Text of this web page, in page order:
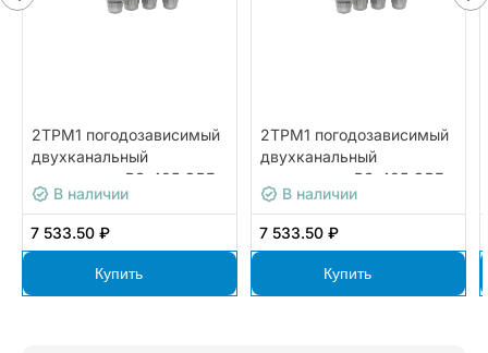
2ТРМ1 погодозависимый
двухканальный
регулятор с RS-485 ОВЕН
2ТРМ1-Щ5.У3.РИ.RS
В наличии
7 533.50 ₽
Купить
2ТРМ1 погодозависимый
двухканальный
регулятор с RS-485 ОВЕН
2ТРМ1-Щ5.У2.УУ.RS
В наличии
7 533.50 ₽
Купить